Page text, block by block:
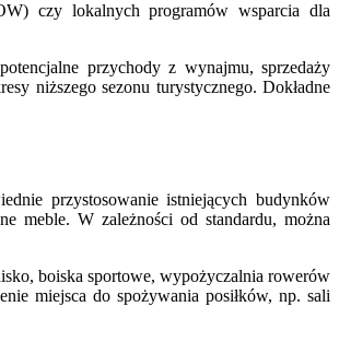
czy lokalnych programów wsparcia dla
przychody z wynajmu, sprzedaży
niższego sezonu turystycznego. Dokładne
przystosowanie istniejących budynków
meble. W zależności od standardu, można
boiska sportowe, wypożyczalnia rowerów
miejsca do spożywania posiłków, np. sali